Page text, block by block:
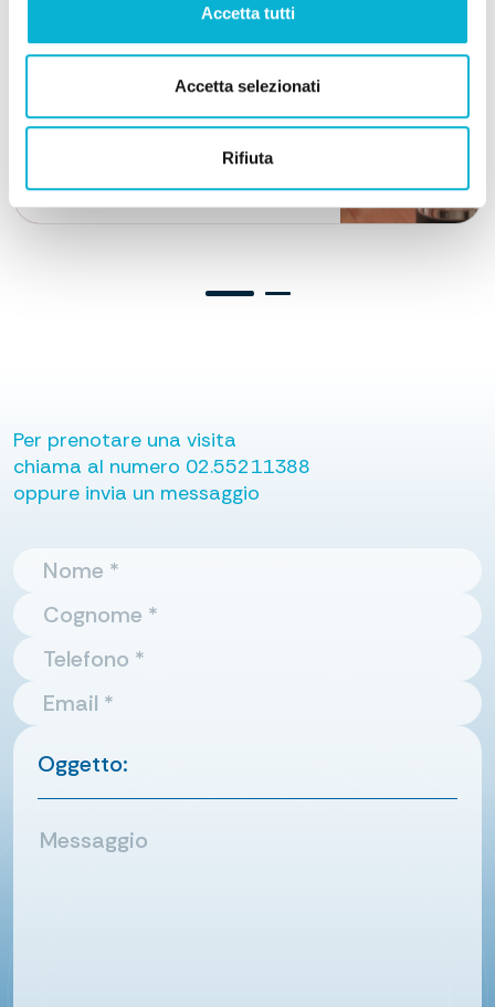
Accetta tutti
Accetta selezionati
Rifiuta
Ipovisione - Rieducazione visiva
Per prenotare una visita
chiama al numero 02.55211388
oppure invia un messaggio
Oggetto: